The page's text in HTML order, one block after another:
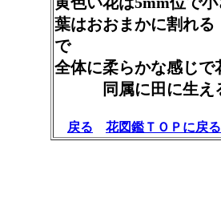
葉はおおまかに割
で
全体に柔らかな感じ
同属に田に生え
戻る 花図鑑ＴＯＰに戻る